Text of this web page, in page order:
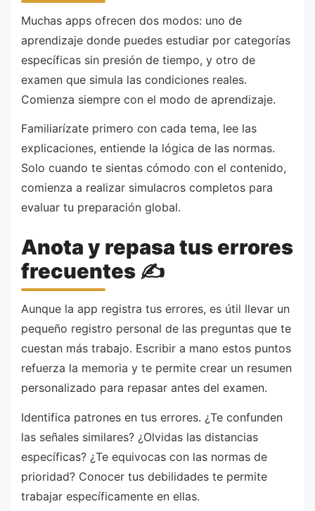
Muchas apps ofrecen dos modos: uno de
aprendizaje donde puedes estudiar por categorías
específicas sin presión de tiempo, y otro de
examen que simula las condiciones reales.
Comienza siempre con el modo de aprendizaje.
Familiarízate primero con cada tema, lee las
explicaciones, entiende la lógica de las normas.
Solo cuando te sientas cómodo con el contenido,
comienza a realizar simulacros completos para
evaluar tu preparación global.
Anota y repasa tus errores
frecuentes ✍️
Aunque la app registra tus errores, es útil llevar un
pequeño registro personal de las preguntas que te
cuestan más trabajo. Escribir a mano estos puntos
refuerza la memoria y te permite crear un resumen
personalizado para repasar antes del examen.
Identifica patrones en tus errores. ¿Te confunden
las señales similares? ¿Olvidas las distancias
específicas? ¿Te equivocas con las normas de
prioridad? Conocer tus debilidades te permite
trabajar específicamente en ellas.